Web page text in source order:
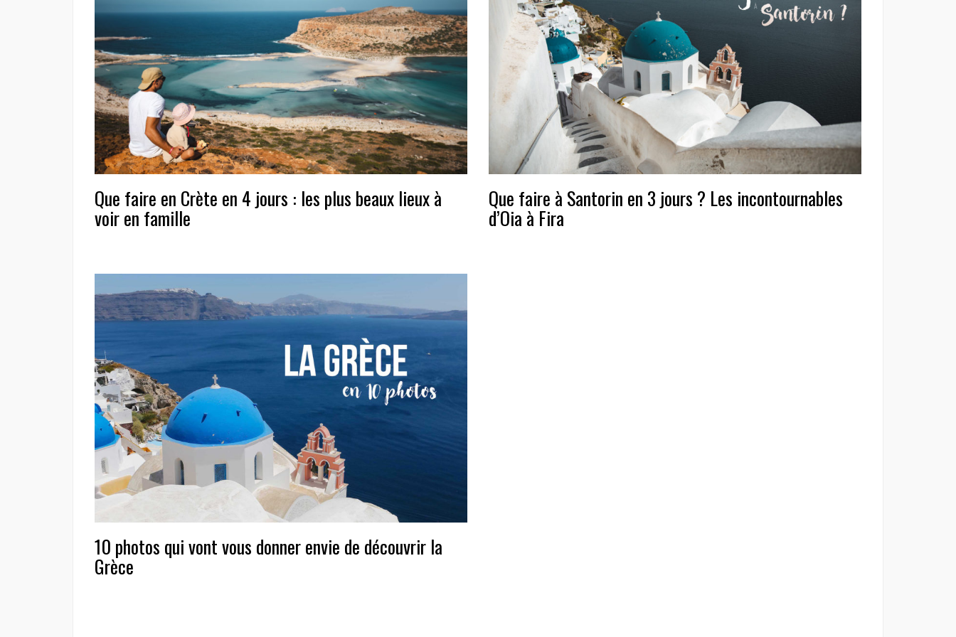
Que faire en Crète en 4 jours : les plus beaux lieux à
voir en famille
Que faire à Santorin en 3 jours ? Les incontournables
d’Oia à Fira
10 photos qui vont vous donner envie de découvrir la
Grèce